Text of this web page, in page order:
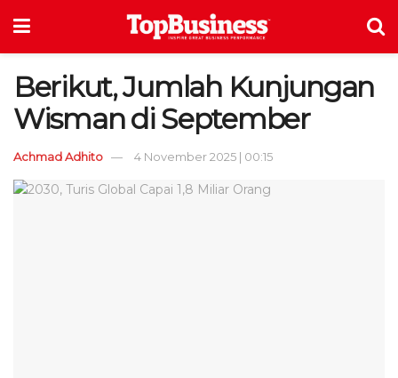
Berikut, Jumlah Kunjungan
Wisman di September
Achmad Adhito 4 November 2025 | 00:15